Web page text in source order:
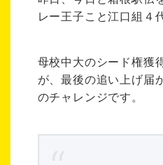
レー王子こと江口組４
母校中大のシード権獲
が、最後の追い上げ届
のチャレンジです。